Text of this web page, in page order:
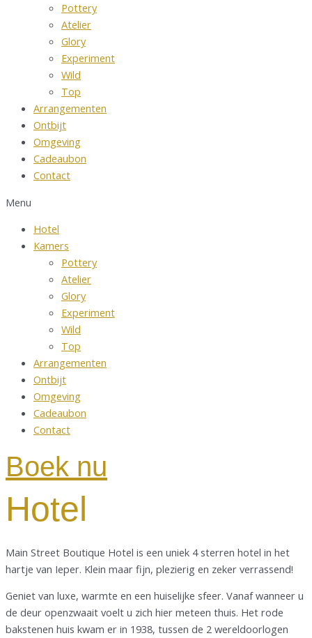
Pottery
Atelier
Glory
Experiment
Wild
Top
Arrangementen
Ontbijt
Omgeving
Cadeaubon
Contact
Menu
Hotel
Kamers
Pottery
Atelier
Glory
Experiment
Wild
Top
Arrangementen
Ontbijt
Omgeving
Cadeaubon
Contact
Boek nu
Hotel
Main Street Boutique Hotel is een uniek 4 sterren hotel in het
hartje van Ieper. Klein maar fijn, plezierig en zeker verrassend!
Geniet van luxe, warmte en een huiselijke sfeer. Vanaf wanneer u
de deur openzwaait voelt u zich hier meteen thuis. Het rode
bakstenen huis kwam er in 1938, tussen de 2 wereldoorlogen